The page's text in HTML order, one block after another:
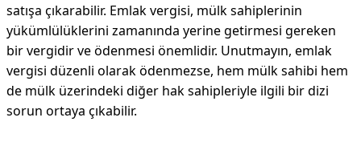
satışa çıkarabilir. Emlak vergisi, mülk sahiplerinin
yükümlülüklerini zamanında yerine getirmesi gereken
bir vergidir ve ödenmesi önemlidir. Unutmayın, emlak
vergisi düzenli olarak ödenmezse, hem mülk sahibi hem
de mülk üzerindeki diğer hak sahipleriyle ilgili bir dizi
sorun ortaya çıkabilir.